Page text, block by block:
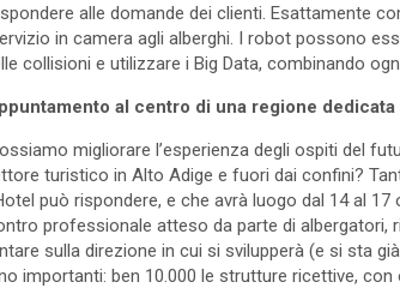
alle domande dei clienti. Esattamente
in camera agli alberghi. I robot possono
collisioni e utilizzare i Big Data, combinando
al centro di una regione dedicata
migliorare l’esperienza degli ospiti del
turistico in Alto Adige e fuori dai confini?
può rispondere, e che avrà luogo dal 14 al
professionale atteso da parte di
sulla direzione in cui si svilupperà (e si sta
importanti: ben 10.000 le strutture ricettive,